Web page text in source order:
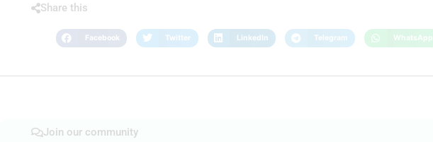
Share this
Facebook Twitter LinkedIn Telegram WhatsApp
Join our community